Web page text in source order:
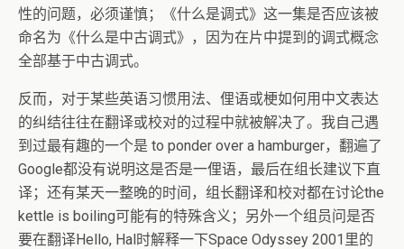
性的问题，必须谨慎；《什么是调式》这一集是否应该被
命名为《什么是中古调式》，因为在片中提到的调式概念
全部基于中古调式。
反而，对于某些英语习惯用法、俚语或梗如何用中文表达
的纠结往往在翻译或校对的过程中就被解决了。我自己遇
到过最有趣的一个是 to ponder over a hamburger，翻遍了
Google都没有说明这是否是一俚语，最后在组长建议下直
译；还有某天一整晚的时间，组长翻译和校对都在讨论the
kettle is boiling可能有的特殊含义；另外一个组员问是否
要在翻译Hello, Hal时解释一下Space Odyssey 2001里的